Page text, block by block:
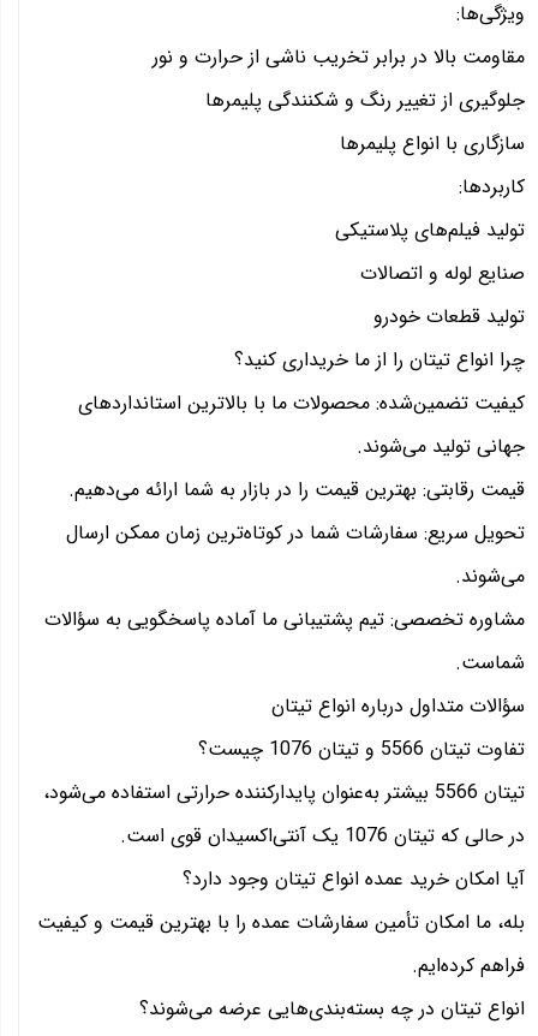
ویژگی‌ها:
مقاومت بالا در برابر تخریب ناشی از حرارت و نور
جلوگیری از تغییر رنگ و شکنندگی پلیمرها
سازگاری با انواع پلیمرها
کاربردها:
تولید فیلم‌های پلاستیکی
صنایع لوله و اتصالات
تولید قطعات خودرو
چرا انواع تیتان را از ما خریداری کنید؟
کیفیت تضمین‌شده: محصولات ما با بالاترین استانداردهای
جهانی تولید می‌شوند.
قیمت رقابتی: بهترین قیمت را در بازار به شما ارائه می‌دهیم.
تحویل سریع: سفارشات شما در کوتاه‌ترین زمان ممکن ارسال
می‌شوند.
مشاوره تخصصی: تیم پشتیبانی ما آماده پاسخگویی به سؤالات
شماست.
سؤالات متداول درباره انواع تیتان
تفاوت تیتان 5566 و تیتان 1076 چیست؟
تیتان 5566 بیشتر به‌عنوان پایدارکننده حرارتی استفاده می‌شود،
در حالی که تیتان 1076 یک آنتی‌اکسیدان قوی است.
آیا امکان خرید عمده انواع تیتان وجود دارد؟
بله، ما امکان تأمین سفارشات عمده را با بهترین قیمت و کیفیت
فراهم کرده‌ایم.
انواع تیتان در چه بسته‌بندی‌هایی عرضه می‌شوند؟